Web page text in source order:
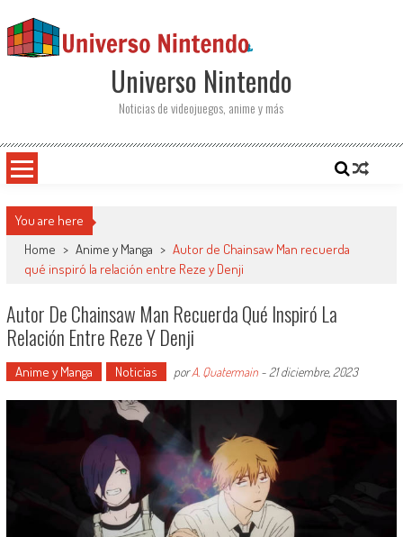
Universo Nintendo
Noticias de videojuegos, anime y más
You are here
Home > Anime y Manga > Autor de Chainsaw Man recuerda
qué inspiró la relación entre Reze y Denji
Autor De Chainsaw Man Recuerda Qué Inspiró La
Relación Entre Reze Y Denji
Anime y Manga Noticias porA. Quatermain- 21 diciembre, 2023